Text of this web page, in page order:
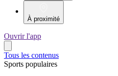
À proximité
Ouvrir l'app
Tous les contenus
Sports populaires